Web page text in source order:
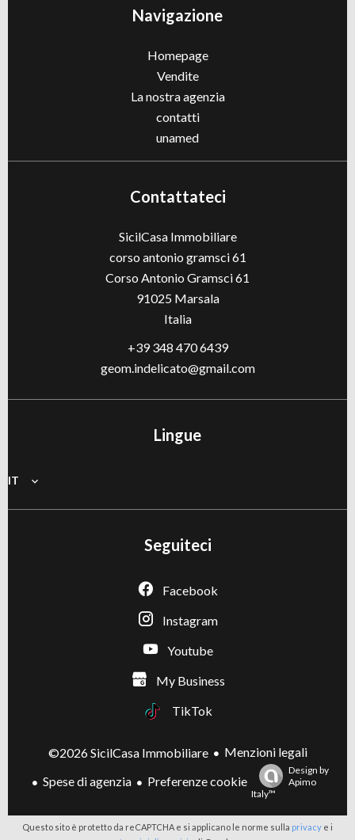
Navigazione
Homepage
Vendite
La nostra agenzia
contatti
unamed
Contattateci
SicilCasa Immobiliare
corso antonio gramsci 61
Corso Antonio Gramsci 61
91025Marsala
Italia
+39 348 470 6439
geom.indelicato@gmail.com
Lingue
IT
Seguiteci
Facebook
Instagram
Youtube
My Business
TikTok
©2026 SicilCasa Immobiliare
Menzioni legali
Spese di agenzia
Preferenze cookie
Design by
Apimo
Italy™
Questo sito è protetto da reCAPTCHA e si applicano le norme sulla privacy e i